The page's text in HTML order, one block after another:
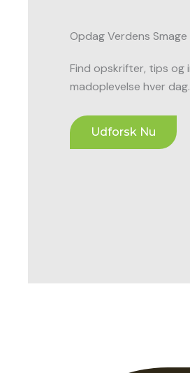
Opdag Verdens Smage
Find opskrifter, tips og
madoplevelse hver dag.
Udforsk Nu